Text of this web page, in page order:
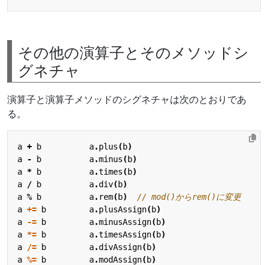
その他の演算子とそのメソッドシ
グネチャ
演算子と演算子メソッドのシグネチャは次のとおりであ
る。
a + b a.plus(b)
a
- b a.minus(b)
a * b a.times(b)
a
/ b a.div(b)
a % b a. rem(b)
a += b a.plusAssign(b)
a
-= b a.minusAssign(b)
a *= b a.timesAssign(b)
a
/= b a.divAssign(b)
a %= b a.modAssign(b)